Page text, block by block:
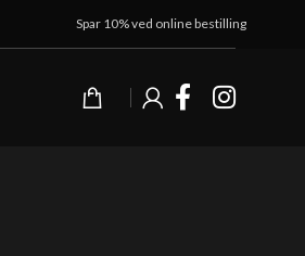
Spar 10% ved online bestilling